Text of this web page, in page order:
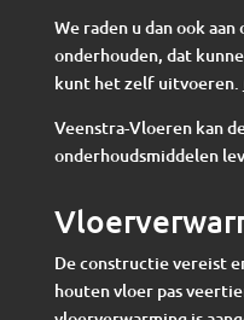
We raden u dan ook
onderhouden, dat
kunt het zelf uitvoeren.
Veenstra-Vloeren kan
onderhoudsmiddelen
De constructie vereist
houten vloer pas